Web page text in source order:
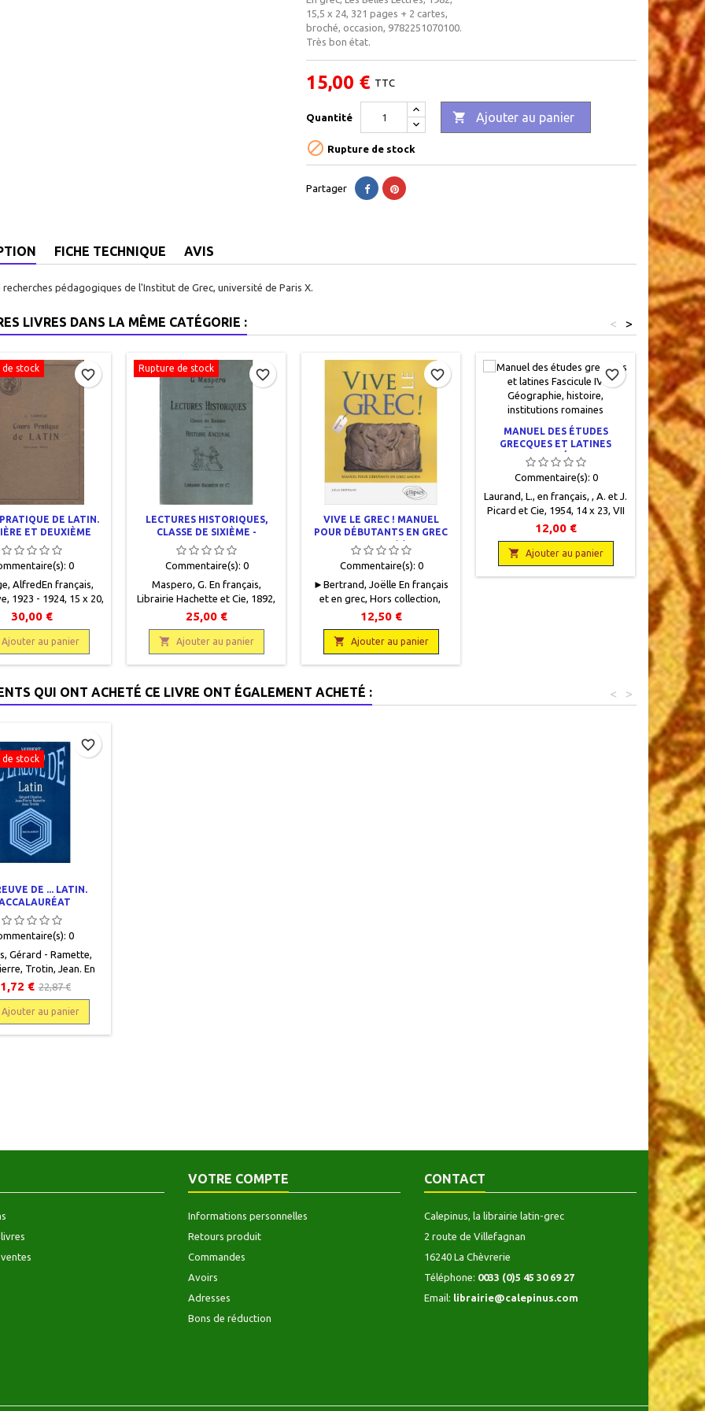
15,5 x 24, 321 pages + 2 cartes,
broché, occasion, 9782251070100.
Très bon état.
15,00 € TTC
Quantité  Ajouter au panier
 Rupture de stock
Partager
FICHE TECHNIQUE AVIS
recherches pédagogiques de l'Institut de Grec, université de Paris X.
LIVRES DANS LA MÊME CATÉGORIE : >
<
stock
DE LATIN.
ET DEUXIÈME
PARTIE
0
AlfredEn français,
1923 - 1924, 15 x 20,
- de 113 à 235
occasion. Bon état,
toilé bleu fatigué,
toilé rouge un peu
cartonnés frottés
annotations. Les deux
30,00 €
Ajouter au panier
favorite_border Rupture de stock
LECTURES HISTORIQUES,
CLASSE DE SIXIÈME -
HISTOIRE ANCIENNE EGYPTE,
ASSYRIE
Commentaire(s): 0
Maspero, G. En français,
Librairie Hachette et Cie, 1892,
12 x 18, 400 pages, relié,
occasion. Toilé éditeur vert
profond, bon état, mors
frottés ainsi que le haut et le
bas du dos. Papier intérieur
légèrement jauni.
25,00 €
 Ajouter au panier
favorite_border
VIVE LE GREC ! MANUEL
POUR DÉBUTANTS EN GREC
ANCIEN (1)
Commentaire(s): 0
►Bertrand, Joëlle En français
et en grec, Hors collection,
Ellipses, 2012, 19 x 24, 168
pages, broché. Neuf,
9782729874537,335 g.
12,50 €
 Ajouter au panier
favorite_border
MANUEL DES ÉTUDES
GRECQUES ET LATINES
FASCICULE IV GÉOGRAPHIE,
HISTOIRE, INSTITUTIONS
ROMAINES
Commentaire(s): 0
Laurand, L., en français, , A. et J.
Picard et Cie, 1954, 14 x 23, VII
+ 169 pages + 2 cartes,
brochéoccasion, Très bon état,
livre protégé par un plastique
12,00 €
 Ajouter au panier
favorite_border Rupture
1939.
►Isaac,
Malet-
1951, 12
relié,
recto.
et bas

QUI ONT ACHETÉ CE LIVRE ONT ÉGALEMENT ACHETÉ : >
<
stock
DE ... LATIN.
0
Gérard - Ramette,
Trotin, Jean. En
Vuibert, 1989, 13.5 x
pages, broché. Neuf,
Epuisé chez
l'éditeur.
€ 22,87 €
Ajouter au panier
favorite_border
VOTRE COMPTE
Informations personnelles
Retours produit
Commandes
Avoirs
Adresses
Bons de réduction
CONTACT
Calepinus, la librairie latin-grec
2 route de Villefagnan
16240 La Chèvrerie
Téléphone: 0033 (0)5 45 30 69 27
Email: librairie@calepinus.com